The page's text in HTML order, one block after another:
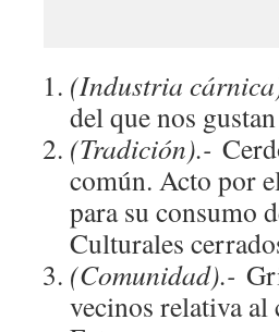
(Industria
del que nos
(Tradición).-
común. Acto por
para su consumo
Culturales
(Comunidad).-
vecinos relativa